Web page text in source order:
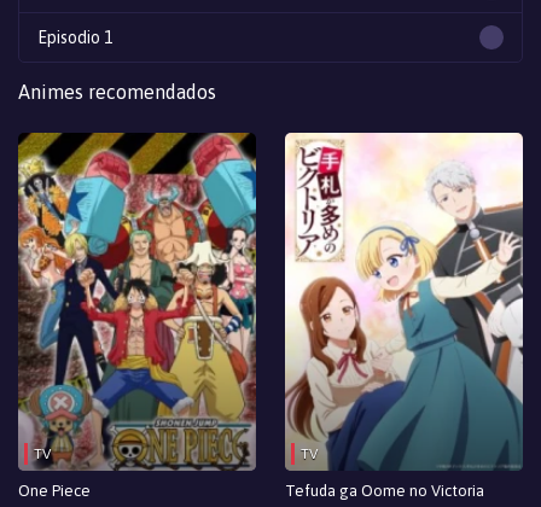
Episodio 1
Animes recomendados
TV
One Piece
TV
Tefuda ga Oome no Victoria